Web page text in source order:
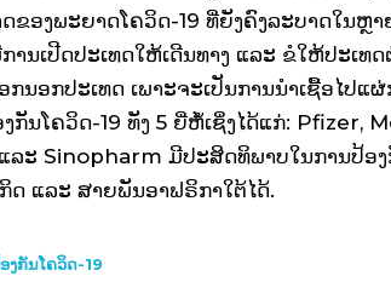
ອງພະຍາດໂຄວິດ-19 ທີ່ຍັງຄົງລະບາດໃນຫຼາ
ານເປີດປະເທດໃຫ້ເດີນທາງ ແລະ ຂໍໃຫ້ປະເທ
ນອກປະເທດ ເພາະຈະເປັນການນໍາເຊື້ອໄປແ
ກັນໂຄວິດ-19 ທັງ 5 ຍີ່ຫໍ້ເຊິ່ງໄດ້ແກ່: Pfizer,
ລະ Sinopharm ມີປະສິດທິພາບໃນການປ້ອ
ດ ແລະ ສາຍພັນອາຟຣິກາໃຕ້ໄດ້.
ງກັນໂຄວິດ-19